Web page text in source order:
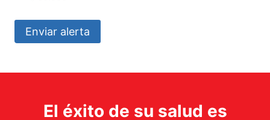
Enviar alerta
El éxito de su salud es